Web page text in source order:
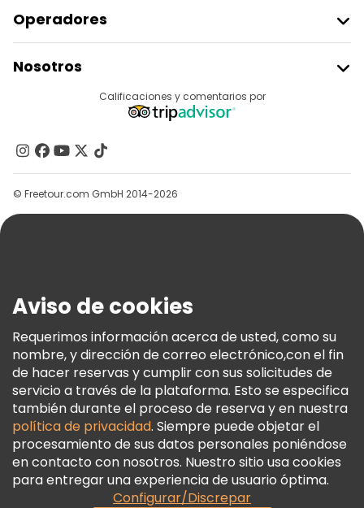
Operadores
Acceder Como Proveedor
Programa De Afiliados
Nosotros
Contacto
Grupos
Ayuda
Términos E Información Legal
Política De Cookies
Freetour Premios
Programa De Fidelidad
Calificaciones y comentarios por
© Freetour.com GmbH 2014-2026
Aviso de cookies
Requerimos información acerca de usted, como su
nombre, y dirección de correo electrónico,con el fin
de hacer reservas y cumplir con sus solicitudes de
servicio a través de la plataforma. Esto se especifica
también durante el proceso de reserva y en nuestra
política de privacidad. Siempre puede objetar el
procesamiento de sus datos personales poniéndose
en contacto con nosotros. Nuestro sitio usa cookies
para entregar una experiencia de usuario óptima.
Configurar/Discrepar